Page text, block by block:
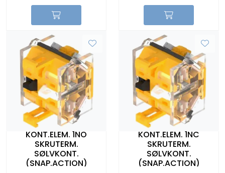
KONT.ELEM. 1NO
SKRUTERM.
SØLVKONT.
(SNAP.ACTION)
KONT.ELEM. 1NC
SKRUTERM.
SØLVKONT.
(SNAP.ACTION)